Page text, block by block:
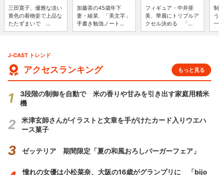
三田寛子、優雅な淡い
黄色の着物姿で上品な
たたずまいで ...
加藤茶の45歳年下
妻・綾菜、「美文字」
手書き勉強ノート...
フィギュア・中井亜
美、華麗にトリプルア
クセル決める 「...
J-CAST トレンド
アクセスランキング もっと見る
3段階の制御を自動で 米の香りや甘みを引き出す家庭用精米
機
米津玄師さんがイラストと文章を手がけたカード入りウエハ
ース菓子
ゼッテリア 期間限定「夏の和風おろしバーガーフェア」
憧れの女優は小松菜奈、大阪の16歳がグランプリに 「bijo